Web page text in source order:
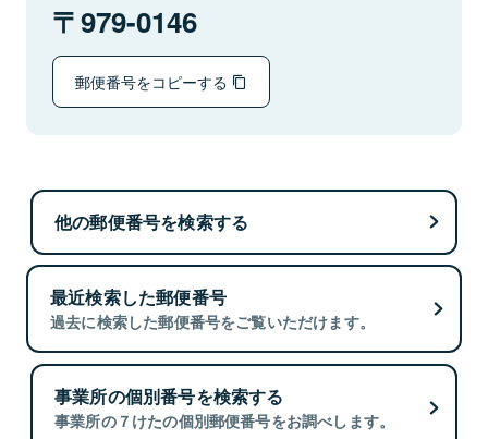
979-0146
郵便番号をコピーする
他の郵便番号を検索する
最近検索した郵便番号
過去に検索した郵便番号をご覧いただけます。
事業所の個別番号を検索する
事業所の７けたの個別郵便番号をお調べします。